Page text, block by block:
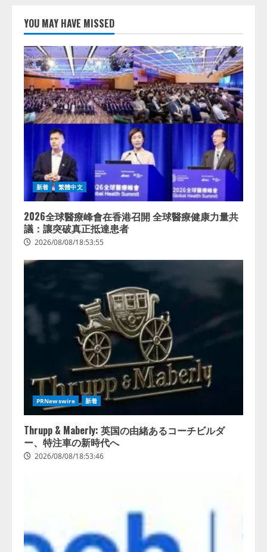
2
し、AIから設定操作できる機能を
拡充
2026/08/07/13:53:50
【2026年企業のAI導入・活用に関
する調査】AIを組織として導入で
きている企業は26.8％。AI導入企
業の68.0％が、自社でのAI導入・
活用は「上手くいっている」と回
答
2026/08/07/13:53:50
4
ナレッジワーク、AIエンジニア油
井 誠（@myui）が入社。「セール
スAIエージェントOS」「営業領域
の業界特化LLM」の開発とAI研究
開発をリード
2026/08/07/10:54:31
YOU MAY HAVE MISSED
新着 繁體中文
2026全球醫療峰會在香港召開 全球醫療健康力量共
議：讓突破真正抵達患者
2026/08/08/18:53:55
PRNewswire 新着
Thrupp & Maberly: 英国の由緒あるコーチビルダ
ー、特注車の新時代へ
2026/08/08/18:53:46